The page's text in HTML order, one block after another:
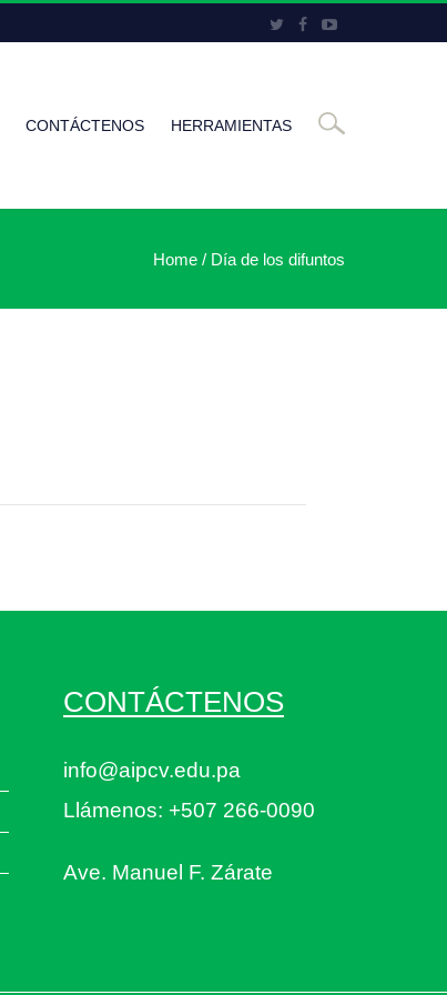
CONTÁCTENOS HERRAMIENTAS
Home / Día de los difuntos
CONTÁCTENOS
info@aipcv.edu.pa
Llámenos: +507 266-0090
Ave. Manuel F. Zárate